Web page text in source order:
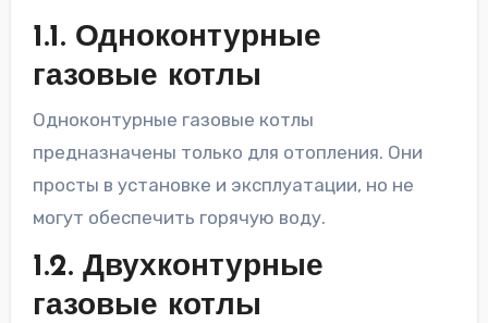
1.1. Одноконтурные
газовые котлы
Одноконтурные газовые котлы
предназначены только для отопления. Они
просты в установке и эксплуатации, но не
могут обеспечить горячую воду.
1.2. Двухконтурные
газовые котлы